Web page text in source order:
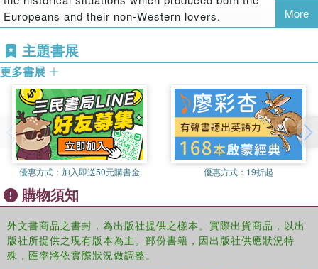
Europeans and their non-Western lovers.
twentieth century included most of Africa, South and
Southeast Asia and the islands of the Pacific and Indian
Oceans and the Caribbean, provided a haven for many
Europeans whose sexual inclinations did not fit neatly into
the constraints of European society.
Each of the case-studies is a micro-history of a particular
colonial situation, a sexual encounter, and its wider
implications for cultural and political life. Students both of
colonial history, and of gender and queer studies, will find
this an informative read.
More
主題書展
更多書展
優惠方式： 加入即送50元購書金 優惠方式： 19折起
購物須知
外文書商品之書封，為出版社提供之樣本。實際出貨商品，以出
版社所提供之現有版本為主。部份書籍，因出版社供應狀況特
殊，匯率將依實際狀況做調整。